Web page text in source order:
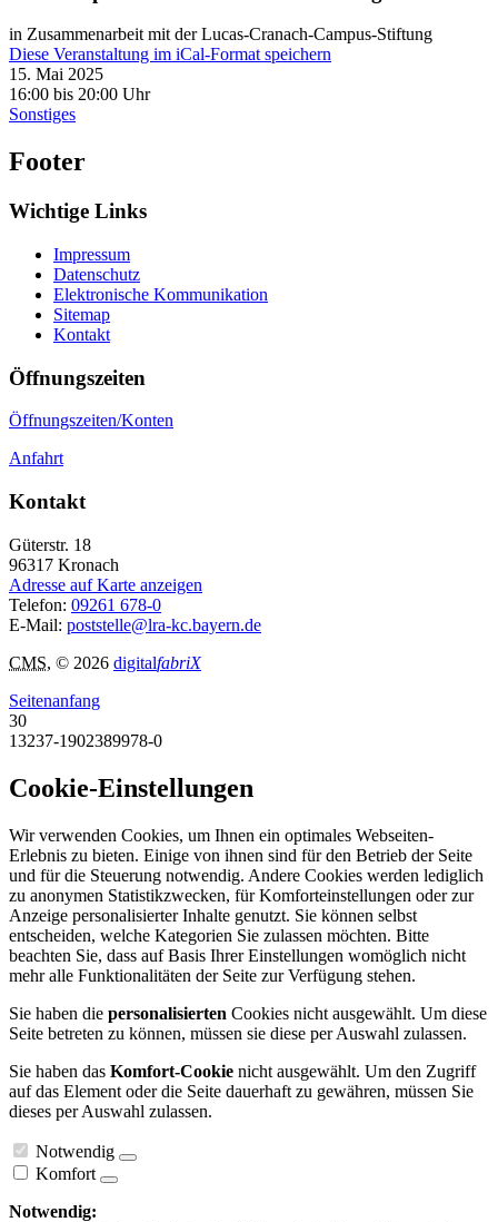
in Zusammenarbeit mit der Lucas-Cranach-Campus-Stiftung
Diese Veranstaltung im iCal-Format speichern
15. Mai 2025
16:00 bis 20:00 Uhr
Sonstiges
Footer
Wichtige Links
Impressum
Datenschutz
Elektronische Kommunikation
Sitemap
Kontakt
Öffnungszeiten
Öffnungszeiten/Konten
Anfahrt
Kontakt
Güterstr. 18
96317 Kronach
Adresse auf Karte anzeigen
Telefon: 09261 678-0
E-Mail: poststelle@lra-kc.bayern.de
CMS, © 2026 digitalfabriX
Seitenanfang
30
13237-1902389978-0
Cookie-Einstellungen
Wir verwenden Cookies, um Ihnen ein optimales Webseiten-
Erlebnis zu bieten. Einige von ihnen sind für den Betrieb der Seite
und für die Steuerung notwendig. Andere Cookies werden lediglich
zu anonymen Statistikzwecken, für Komforteinstellungen oder zur
Anzeige personalisierter Inhalte genutzt. Sie können selbst
entscheiden, welche Kategorien Sie zulassen möchten. Bitte
beachten Sie, dass auf Basis Ihrer Einstellungen womöglich nicht
mehr alle Funktionalitäten der Seite zur Verfügung stehen.
Sie haben die personalisierten Cookies nicht ausgewählt. Um diese
Seite betreten zu können, müssen sie diese per Auswahl zulassen.
Sie haben das Komfort-Cookie nicht ausgewählt. Um den Zugriff
auf das Element oder die Seite dauerhaft zu gewähren, müssen Sie
dieses per Auswahl zulassen.
Notwendig
Komfort
Notwendig: